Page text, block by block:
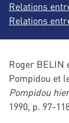
Relations
Relations
Roger BELIN
Pompidou et
Pompidou
1990, p. 97-